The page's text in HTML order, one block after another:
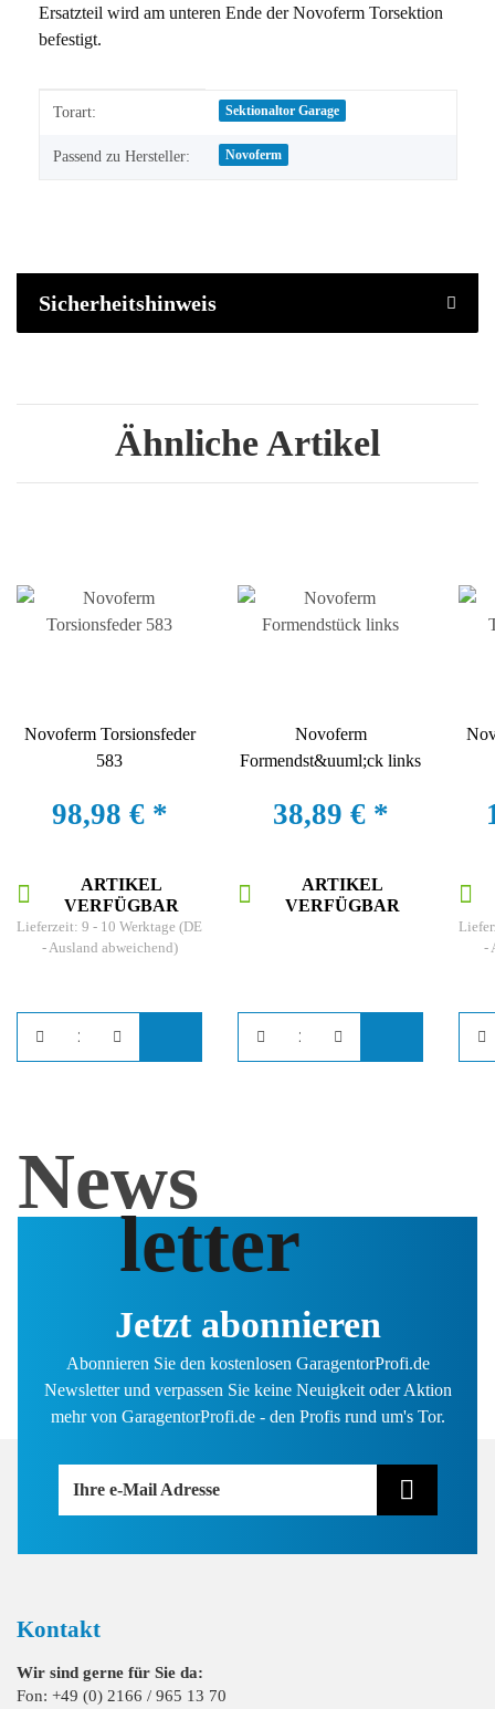
Ersatzteil wird am unteren Ende der Novoferm Torsektion
befestigt.
Produkteigenschaft
Wert
Torart: Sektionaltor Garage
Passend zu Hersteller: Novoferm
Sicherheitshinweis
Ähnliche Artikel
Novoferm Torsionsfeder
583
98,98 € *
ARTIKEL
VERFÜGBAR
Lieferzeit: 9 - 10 Werktage (DE
- Ausland abweichend)
Novoferm
Formendst&uuml;ck links
38,89 € *
ARTIKEL
VERFÜGBAR
-
News
letter
Jetzt abonnieren
Abonnieren Sie den kostenlosen GaragentorProfi.de
Newsletter und verpassen Sie keine Neuigkeit oder Aktion
mehr von GaragentorProfi.de - den Profis rund um's Tor.
Ihre e-Mail Adresse
Kontakt
Wir sind gerne für Sie da:
Fon: +49 (0) 2166 / 965 13 70